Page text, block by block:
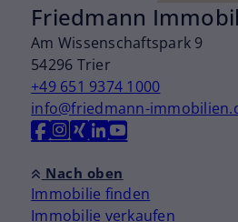
Friedmann
Am Wissenschaftspark 9
54296 Trier
+49 651 9374 1000
info@friedmann-
Nach oben
Immobilie finden
Immobilie verkaufen